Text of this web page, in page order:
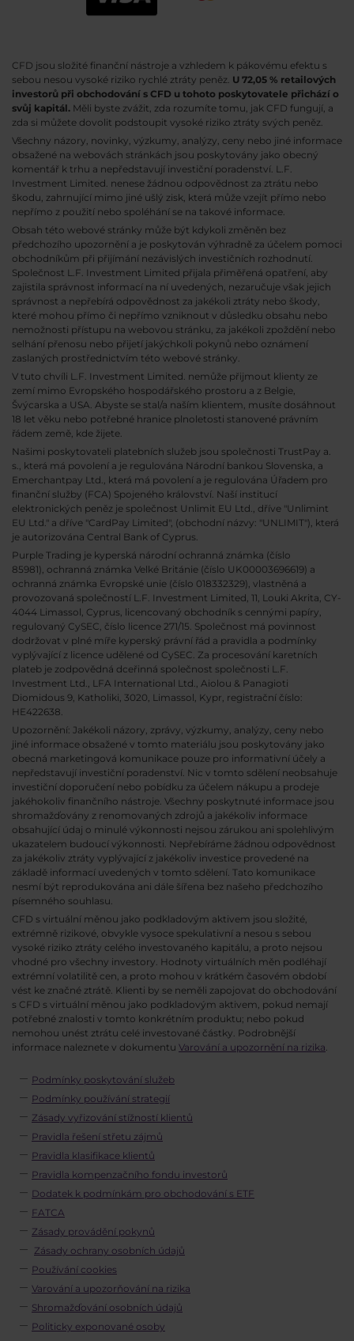
CFD jsou složité finanční nástroje a vzhledem k pákovému efektu s
sebou nesou vysoké riziko rychlé ztráty peněz. U 72,05 % retailových
investorů při obchodování s CFD u tohoto poskytovatele přichází o
svůj kapitál. Měli byste zvážit, zda rozumíte tomu, jak CFD fungují, a
zda si můžete dovolit podstoupit vysoké riziko ztráty svých peněz.
Všechny názory, novinky, výzkumy, analýzy, ceny nebo jiné informace
obsažené na webovách stránkách jsou poskytovány jako obecný
komentář k trhu a nepředstavují investiční poradenství. L.F.
Investment Limited. nenese žádnou odpovědnost za ztrátu nebo
škodu, zahrnující mimo jiné ušlý zisk, která může vzejít přímo nebo
nepřímo z použití nebo spoléhání se na takové informace.
Obsah této webové stránky může být kdykoli změněn bez
předchozího upozornění a je poskytován výhradně za účelem pomoci
obchodníkům při přijímání nezávislých investičních rozhodnutí.
Společnost L.F. Investment Limited přijala přiměřená opatření, aby
zajistila správnost informací na ní uvedených, nezaručuje však jejich
správnost a nepřebírá odpovědnost za jakékoli ztráty nebo škody,
které mohou přímo či nepřímo vzniknout v důsledku obsahu nebo
nemožnosti přístupu na webovou stránku, za jakékoli zpoždění nebo
selhání přenosu nebo přijetí jakýchkoli pokynů nebo oznámení
zaslaných prostřednictvím této webové stránky.
V tuto chvíli L.F. Investment Limited. nemůže přijmout klienty ze
zemí mimo Evropského hospodářského prostoru a z Belgie,
Švýcarska a USA. Abyste se stal/a naším klientem, musíte dosáhnout
18 let věku nebo potřebné hranice plnoletosti stanovené právním
řádem země, kde žijete.
Našimi poskytovateli platebních služeb jsou společnosti TrustPay a.
s., která má povolení a je regulována Národní bankou Slovenska, a
Emerchantpay Ltd., která má povolení a je regulována Úřadem pro
finanční služby (FCA) Spojeného království. Naší institucí
elektronických peněz je společnost Unlimit EU Ltd., dříve "Unlimint
EU Ltd." a dříve "CardPay Limited", (obchodní názvy: "UNLIMIT"), která
je autorizována Central Bank of Cyprus.
Purple Trading je kyperská národní ochranná známka (číslo
85981), ochranná známka Velké Británie (číslo UK00003696619) a
ochranná známka Evropské unie (číslo 018332329), vlastněná a
provozovaná společností L.F. Investment Limited, 11, Louki Akrita, CY-
4044 Limassol, Cyprus, licencovaný obchodník s cennými papíry,
regulovaný CySEC, číslo licence 271/15. Společnost má povinnost
dodržovat v plné míře kyperský právní řád a pravidla a podmínky
vyplývající z licence udělené od CySEC. Za procesování karetních
plateb je zodpovědná dceřinná společnost společnosti L.F.
Investment Ltd., LFA International Ltd., Aiolou & Panagioti
Diomidous 9, Katholiki, 3020, Limassol, Kypr, registrační číslo:
HE422638.
Upozornění: Jakékoli názory, zprávy, výzkumy, analýzy, ceny nebo
jiné informace obsažené v tomto materiálu jsou poskytovány jako
obecná marketingová komunikace pouze pro informativní účely a
nepředstavují investiční poradenství. Nic v tomto sdělení neobsahuje
investiční doporučení nebo pobídku za účelem nákupu a prodeje
jakéhokoliv finančního nástroje. Všechny poskytnuté informace jsou
shromažďovány z renomovaných zdrojů a jakékoliv informace
obsahující údaj o minulé výkonnosti nejsou zárukou ani spolehlivým
ukazatelem budoucí výkonnosti. Nepřebíráme žádnou odpovědnost
za jakékoliv ztráty vyplývající z jakékoliv investice provedené na
základě informací uvedených v tomto sdělení. Tato komunikace
nesmí být reprodukována ani dále šířena bez našeho předchozího
písemného souhlasu.
CFD s virtuální měnou jako podkladovým aktivem jsou složité,
extrémně rizikové, obvykle vysoce spekulativní a nesou s sebou
vysoké riziko ztráty celého investovaného kapitálu, a proto nejsou
vhodné pro všechny investory. Hodnoty virtuálních měn podléhají
extrémní volatilitě cen, a proto mohou v krátkém časovém období
vést ke značné ztrátě. Klienti by se neměli zapojovat do obchodování
s CFD s virtuální měnou jako podkladovým aktivem, pokud nemají
potřebné znalosti v tomto konkrétním produktu; nebo pokud
nemohou unést ztrátu celé investované částky. Podrobnější
informace naleznete v dokumentu Varování a upozornění na rizika
Podmínky poskytování služeb
Podmínky používání strategií
Zásady vyřizování stížností klientů
Pravidla řešení střetu zájmů
Pravidla klasifikace klientů
Pravidla kompenzačního fondu investorů
Dodatek k podmínkám pro obchodování s ETF
FATCA
Zásady provádění pokynů
Zásady ochrany osobních údajů
Používání cookies
Varování a upozorňování na rizika
Shromažďování osobních údajů
Politicky exponované osoby